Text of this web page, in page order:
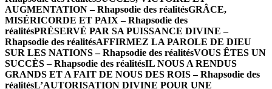
AUGMENTATION – Rhapsodie des réalitésGRÂCE,
MISÉRICORDE ET PAIX – Rhapsodie des
réalitésPRÉSERVÉ PAR SA PUISSANCE DIVINE –
Rhapsodie des réalitésAFFIRMEZ LA PAROLE DE DIEU
SUR LES NATIONS – Rhapsodie des réalitésVOUS ÊTES UN
SUCCÈS – Rhapsodie des réalitésIL NOUS A RENDUS
GRANDS ET A FAIT DE NOUS DES ROIS – Rhapsodie des
réalitésL’AUTORISATION DIVINE POUR UNE